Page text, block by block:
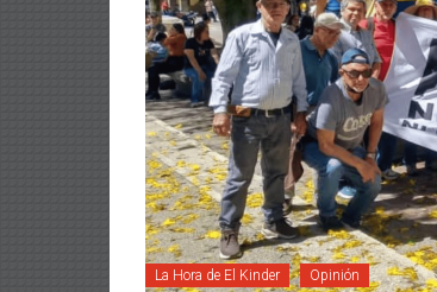
La Hora de El Kinder Opinión